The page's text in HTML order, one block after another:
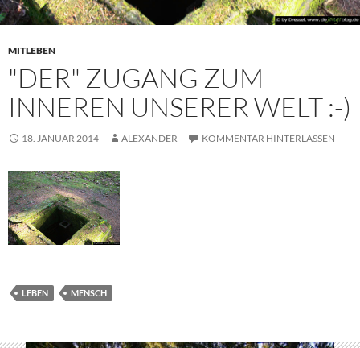
MITLEBEN
"DER" ZUGANG ZUM
INNEREN UNSERER WELT :-)
18. JANUAR 2014 ALEXANDER KOMMENTAR HINTERLASSEN
LEBEN MENSCH